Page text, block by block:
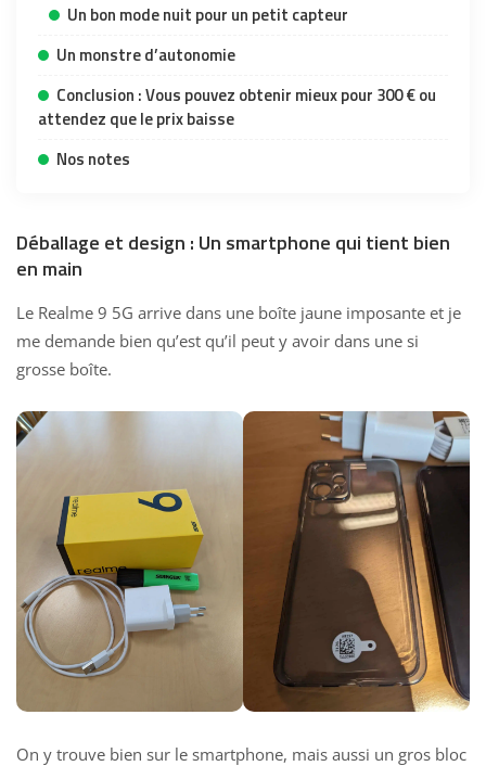
Un bon mode nuit pour un petit capteur
Un monstre d’autonomie
Conclusion : Vous pouvez obtenir mieux pour 300 € ou
attendez que le prix baisse
Nos notes
Déballage et design : Un smartphone qui tient bien
en main
Le Realme 9 5G arrive dans une boîte jaune imposante et je
me demande bien qu’est qu’il peut y avoir dans une si
grosse boîte.
On y trouve bien sur le smartphone, mais aussi un gros bloc